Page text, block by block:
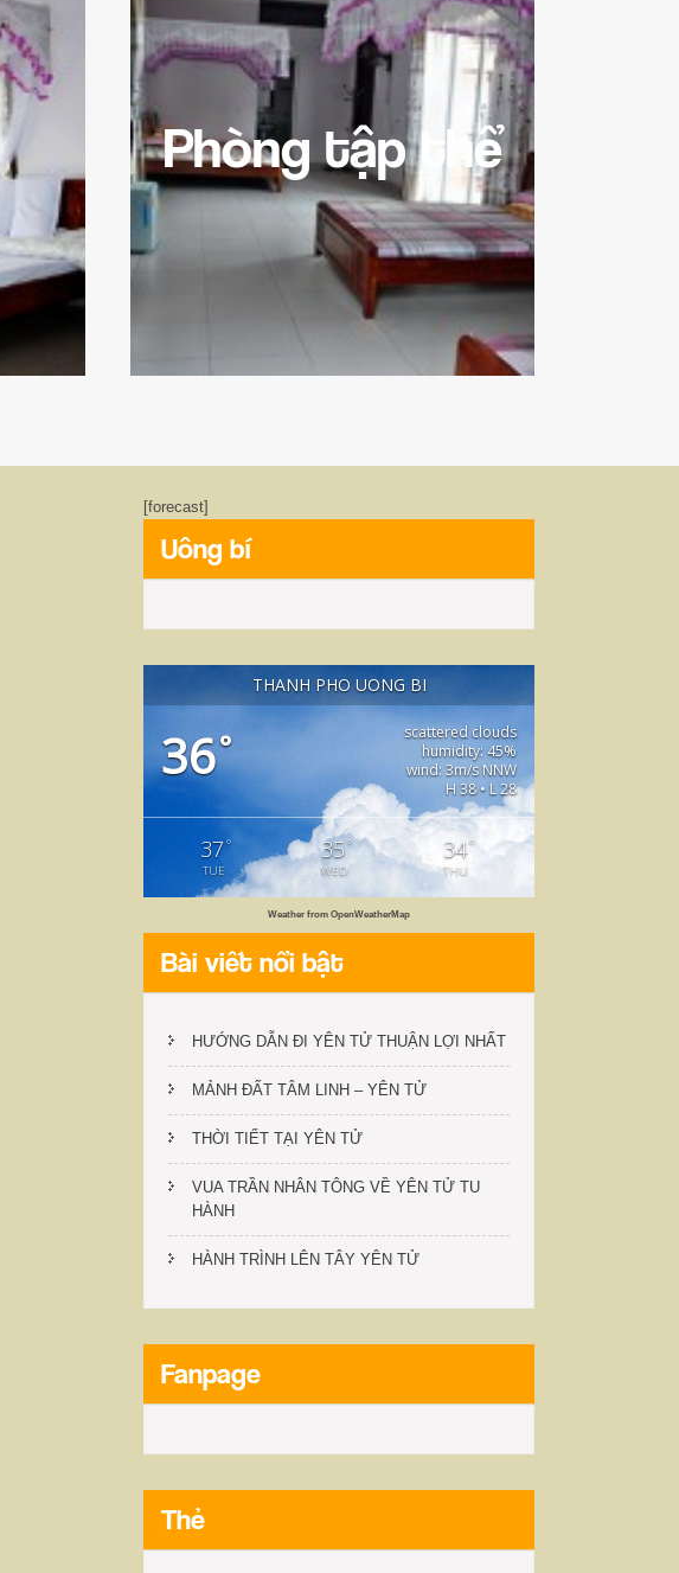
Phòng tập thể
[forecast]
Uông bí
THANH PHO UONG BI
36°
scattered clouds
humidity: 45%
wind: 3m/s NNW
H 38 • L 28
37°
TUE
35°
WED
34°
THU
Weather from OpenWeatherMap
Bài viết nổi bật
HƯỚNG DẪN ĐI YÊN TỬ THUẬN LỢI NHẤT
MẢNH ĐẤT TÂM LINH – YÊN TỬ
THỜI TIẾT TẠI YÊN TỬ
VUA TRẦN NHÂN TÔNG VỀ YÊN TỬ TU
HÀNH
HÀNH TRÌNH LÊN TÂY YÊN TỬ
Fanpage
Thẻ